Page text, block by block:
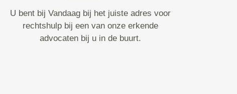
U bent bij Vandaag bij het juiste adres voor
rechtshulp bij een van onze erkende
advocaten bij u in de buurt.